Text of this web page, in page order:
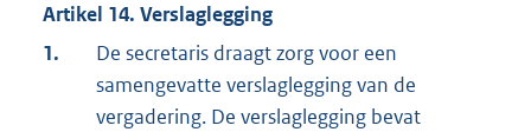
Artikel 14. Verslaglegging
1.
De secretaris draagt zorg voor een
samengevatte verslaglegging van de
vergadering. De verslaglegging bevat